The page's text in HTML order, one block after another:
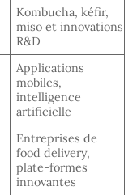
Kombucha, kéfir,
miso et innovations
R&D
Applications
mobiles,
intelligence
artificielle
Entreprises de
food delivery,
plate-formes
innovantes